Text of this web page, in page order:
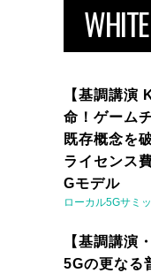
【基調講演
命！ゲーム
既存概念を
ライセンス
Gモデル
ローカル5Gサミ
【基調講演
5Gの更なる